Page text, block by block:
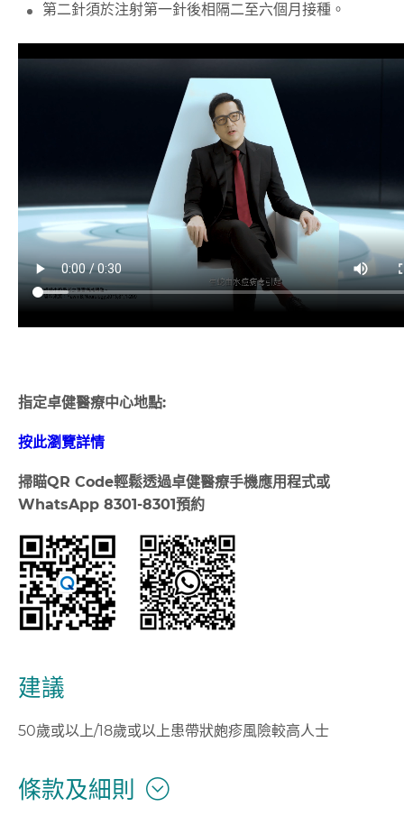
第二針須於注射第一針後相隔二至六個月接種。
指定卓健醫療中心地點:
按此瀏覽詳情
掃瞄QR Code輕鬆透過卓健醫療手機應用程式或
WhatsApp 8301-8301預約
建議
50歲或以上/18歲或以上患帶狀皰疹風險較高人士
條款及細則